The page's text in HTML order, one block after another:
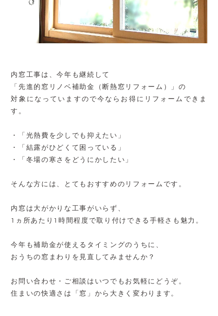
内窓工事は、今年も継続して
「先進的窓リノベ補助金（断熱窓リフォーム）」の
対象になっていますので今ならお得にリフォームできま
す。
・「光熱費を少しでも抑えたい」
・「結露がひどくて困っている」
・「冬場の寒さをどうにかしたい」
そんな方には、とてもおすすめのリフォームです。
内窓は大がかりな工事がいらず、
1ヵ所あたり1時間程度で取り付けできる手軽さも魅力。
今年も補助金が使えるタイミングのうちに、
おうちの窓まわりを見直してみませんか？
お問い合わせ・ご相談はいつでもお気軽にどうぞ。
住まいの快適さは「窓」から大きく変わります。